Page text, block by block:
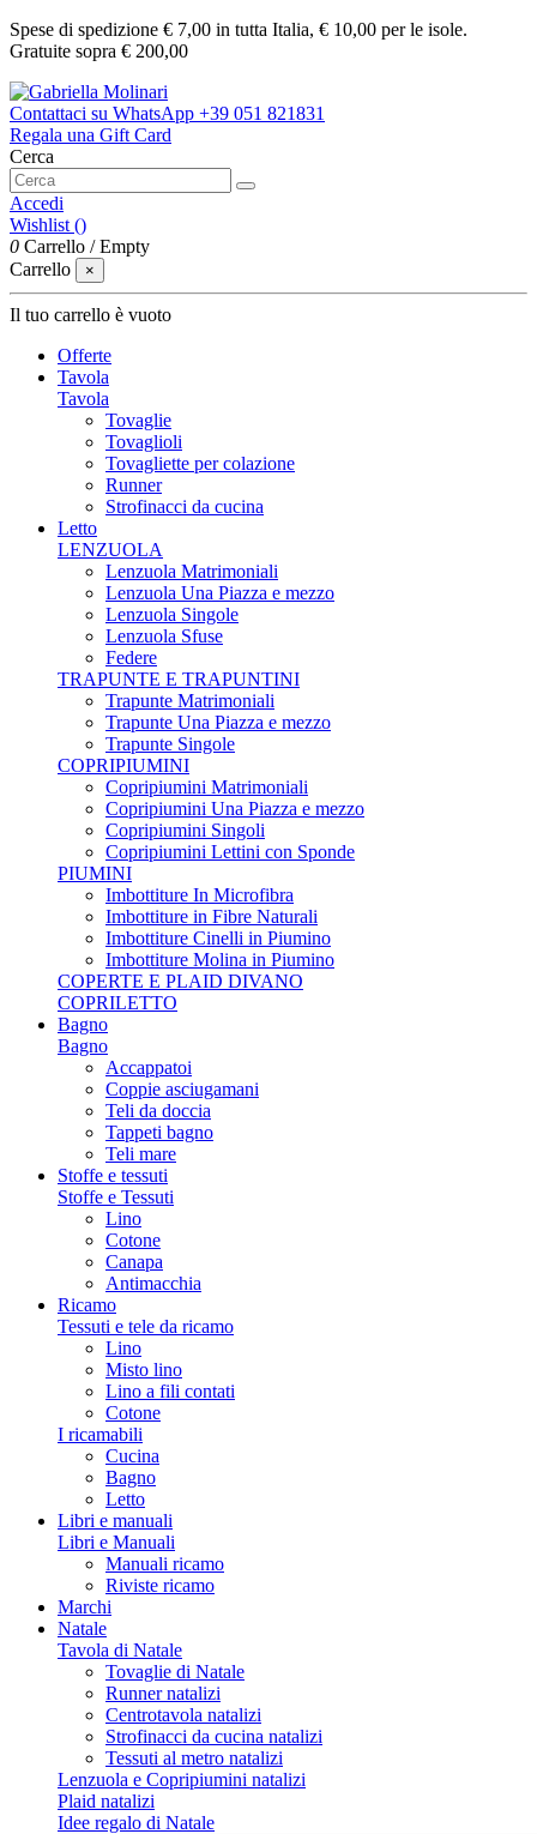
Spese di spedizione € 7,00 in tutta Italia, € 10,00 per le isole.
Gratuite sopra € 200,00
Contattaci su WhatsApp +39 051 821831
Regala una Gift Card
Cerca
Accedi
Wishlist ()
0 Carrello /Empty
Carrello
×
Il tuo carrello è vuoto
Offerte
Tavola
Tavola
Tovaglie
Tovaglioli
Tovagliette per colazione
Runner
Strofinacci da cucina
Letto
LENZUOLA
Lenzuola Matrimoniali
Lenzuola Una Piazza e mezzo
Lenzuola Singole
Lenzuola Sfuse
Federe
TRAPUNTE E TRAPUNTINI
Trapunte Matrimoniali
Trapunte Una Piazza e mezzo
Trapunte Singole
COPRIPIUMINI
Copripiumini Matrimoniali
Copripiumini Una Piazza e mezzo
Copripiumini Singoli
Copripiumini Lettini con Sponde
PIUMINI
Imbottiture In Microfibra
Imbottiture in Fibre Naturali
Imbottiture Cinelli in Piumino
Imbottiture Molina in Piumino
COPERTE E PLAID DIVANO
COPRILETTO
Bagno
Bagno
Accappatoi
Coppie asciugamani
Teli da doccia
Tappeti bagno
Teli mare
Stoffe e tessuti
Stoffe e Tessuti
Lino
Cotone
Canapa
Antimacchia
Ricamo
Tessuti e tele da ricamo
Lino
Misto lino
Lino a fili contati
Cotone
I ricamabili
Cucina
Bagno
Letto
Libri e manuali
Libri e Manuali
Manuali ricamo
Riviste ricamo
Marchi
Natale
Tavola di Natale
Tovaglie di Natale
Runner natalizi
Centrotavola natalizi
Strofinacci da cucina natalizi
Tessuti al metro natalizi
Lenzuola e Copripiumini natalizi
Plaid natalizi
Idee regalo di Natale